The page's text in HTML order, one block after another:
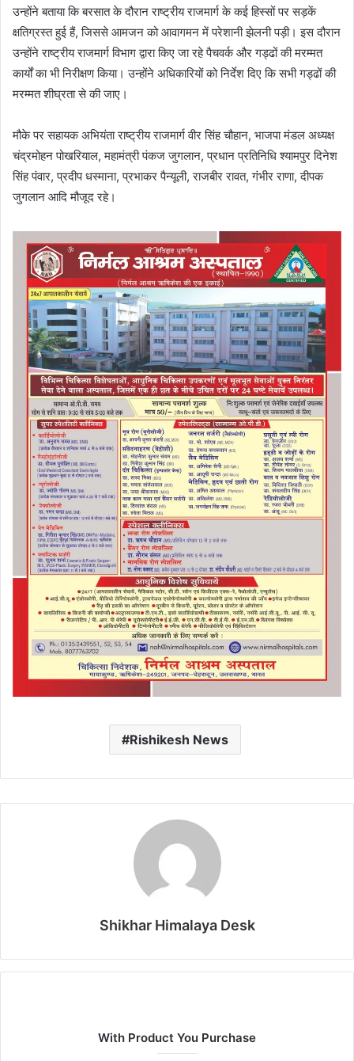
उन्होंने बताया कि बरसात के दौरान राष्ट्रीय राजमार्ग के कई हिस्सों पर सड़कें
क्षतिग्रस्त हुई हैं, जिससे आमजन को आवागमन में परेशानी झेलनी पड़ी। इस दौरान
उन्होंने राष्ट्रीय राजमार्ग विभाग द्वारा किए जा रहे पैचवर्क और गड्ढों की मरम्मत
कार्यों का भी निरीक्षण किया। उन्होंने अधिकारियों को निर्देश दिए कि सभी गड्ढों की
मरम्मत शीघ्रता से की जाए।
मौके पर सहायक अभियंता राष्ट्रीय राजमार्ग वीर सिंह चौहान, भाजपा मंडल अध्यक्ष
चंद्रमोहन पोखरियाल, महामंत्री पंकज जुगलान, प्रधान प्रतिनिधि श्यामपुर दिनेश
सिंह पंवार, प्रदीप धस्माना, प्रभाकर पैन्यूली, राजबीर रावत, गंभीर राणा, दीपक
जुगलान आदि मौजूद रहे।
Rishikesh News
Shikhar Himalaya Desk
With Product You Purchase